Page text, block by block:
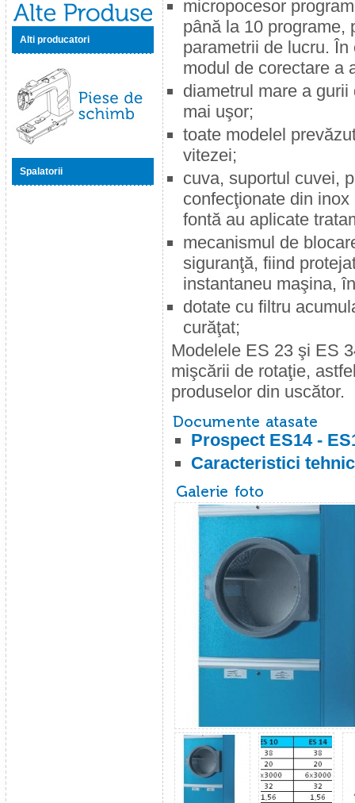
Alti producatori
Spalatorii
micropocesor
până la 10 programe,
parametrii de lucru.
modul de corectare a
diametrul mare a
mai uşor;
toate modelel
vitezei;
cuva, suportul cuvei,
confecţionate din
fontă au aplicate
mecanismul de
siguranţă, fiind
instantaneu maşina,
dotate cu filtru
curăţat;
Modelele ES 23 şi ES
mişcării de rotaţie,
produselor din uscător.
Prospect ES14 -
Caracteristici